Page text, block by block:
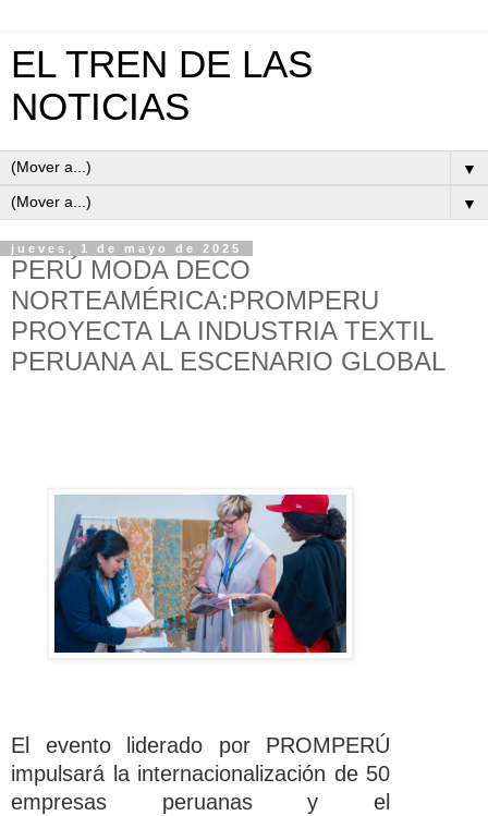
EL TREN DE LAS
NOTICIAS
▼
▼
jueves, 1 de mayo de 2025
PERÚ MODA DECO
NORTEAMÉRICA:PROMPERU
PROYECTA LA INDUSTRIA TEXTIL
PERUANA AL ESCENARIO GLOBAL
El evento liderado por PROMPERÚ
impulsará la internacionalización de 50
empresas peruanas y el